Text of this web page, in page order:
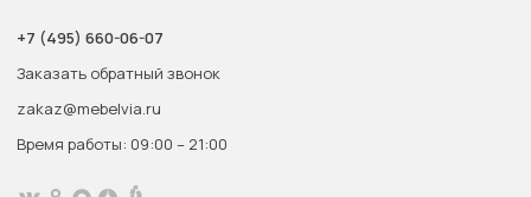
+7 (495) 660-06-07
Заказать обратный звонок
zakaz@mebelvia.ru
Время работы: 09:00 – 21:00